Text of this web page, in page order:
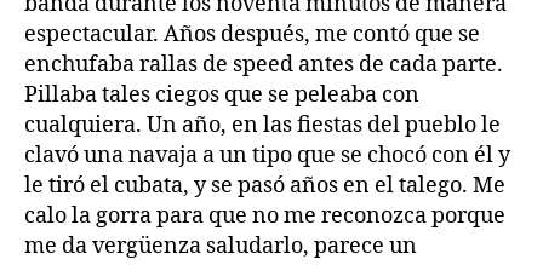
espectacular. Años después, me contó que se
enchufaba rallas de speed antes de cada parte.
Pillaba tales ciegos que se peleaba con
cualquiera. Un año, en las fiestas del pueblo le
clavó una navaja a un tipo que se chocó con él y
le tiró el cubata, y se pasó años en el talego. Me
calo la gorra para que no me reconozca porque
me da vergüenza saludarlo, parece un